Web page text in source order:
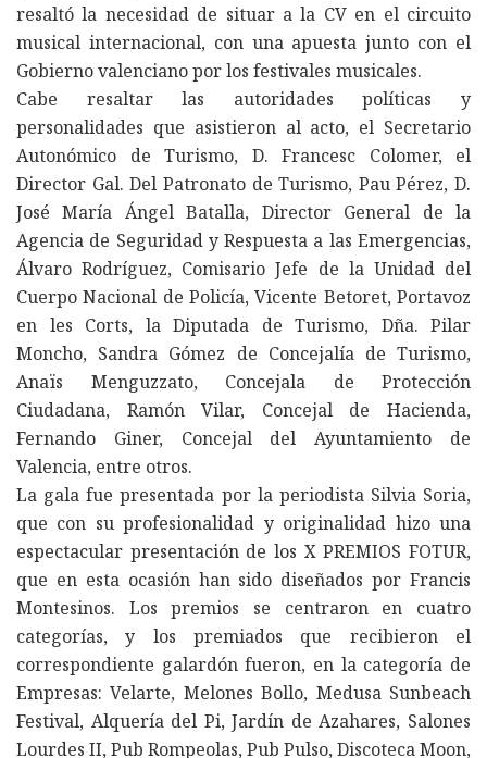
resaltó la necesidad de situar a la CV en el circuito
musical internacional, con una apuesta junto con el
Gobierno valenciano por los festivales musicales.
Cabe resaltar las autoridades políticas y
personalidades que asistieron al acto, el Secretario
Autonómico de Turismo, D. Francesc Colomer, el
Director Gal. Del Patronato de Turismo, Pau Pérez, D.
José María Ángel Batalla, Director General de la
Agencia de Seguridad y Respuesta a las Emergencias,
Álvaro Rodríguez, Comisario Jefe de la Unidad del
Cuerpo Nacional de Policía, Vicente Betoret, Portavoz
en les Corts, la Diputada de Turismo, Dña. Pilar
Moncho, Sandra Gómez de Concejalía de Turismo,
Anaïs Menguzzato, Concejala de Protección
Ciudadana, Ramón Vilar, Concejal de Hacienda,
Fernando Giner, Concejal del Ayuntamiento de
Valencia, entre otros.
La gala fue presentada por la periodista Silvia Soria,
que con su profesionalidad y originalidad hizo una
espectacular presentación de los X PREMIOS FOTUR,
que en esta ocasión han sido diseñados por Francis
Montesinos. Los premios se centraron en cuatro
categorías, y los premiados que recibieron el
correspondiente galardón fueron, en la categoría de
Empresas: Velarte, Melones Bollo, Medusa Sunbeach
Festival, Alquería del Pi, Jardín de Azahares, Salones
Lourdes II, Pub Rompeolas, Pub Pulso, Discoteca Moon,